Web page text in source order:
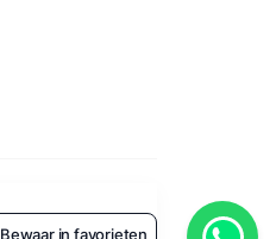
Bewaar in favorieten